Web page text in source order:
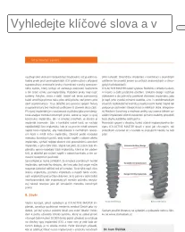
Vyhledat